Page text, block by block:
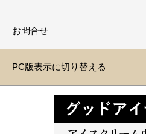
お問合せ
PC版表示に切り替える